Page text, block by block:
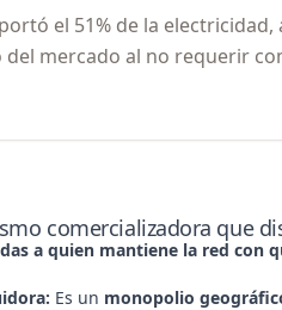
el 51% de la
del mercado al no requerir
comercializadora que
a quien mantiene la red con
: Es un monopolio